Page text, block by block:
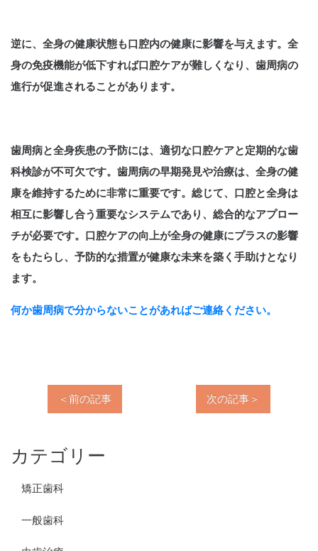
逆に、全身の健康状態も口腔内の健康に影響を与えます。全
身の免疫機能が低下すれば口腔ケアが難しくなり、歯周病の
進行が促進されることがあります。
歯周病と全身疾患の予防には、適切な口腔ケアと定期的な歯
科検診が不可欠です。歯周病の早期発見や治療は、全身の健
康を維持するために非常に重要です。総じて、口腔と全身は
相互に影響し合う重要なシステムであり、総合的なアプロー
チが必要です。口腔ケアの向上が全身の健康にプラスの影響
をもたらし、予防的な措置が健康な未来を築く手助けとなり
ます。
何か歯周病で分からないことがあればご連絡ください。
＜前の記事 次の記事＞
カテゴリー
矯正歯科
一般歯科